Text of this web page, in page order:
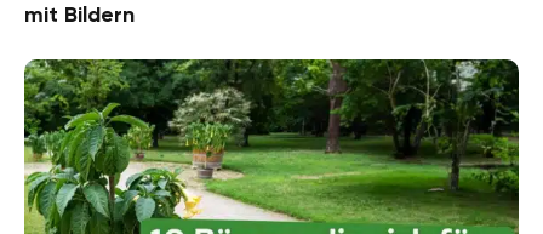
mit Bildern